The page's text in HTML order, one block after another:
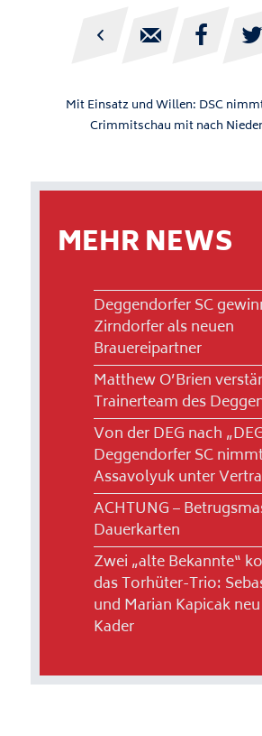
   
Mit Einsatz und Willen: DSC
Crimmitschau mit nach
MEHR NEWS
Deggendorfer SC
Zirndorfer als neuen
Brauereipartner
Matthew O’Brien
Trainerteam des
Von der DEG nach
Deggendorfer SC
Assavolyuk unter
ACHTUNG –
Dauerkarten
Zwei „alte Bekannte“
das Torhüter-Trio:
und Marian Kapicak
Kader